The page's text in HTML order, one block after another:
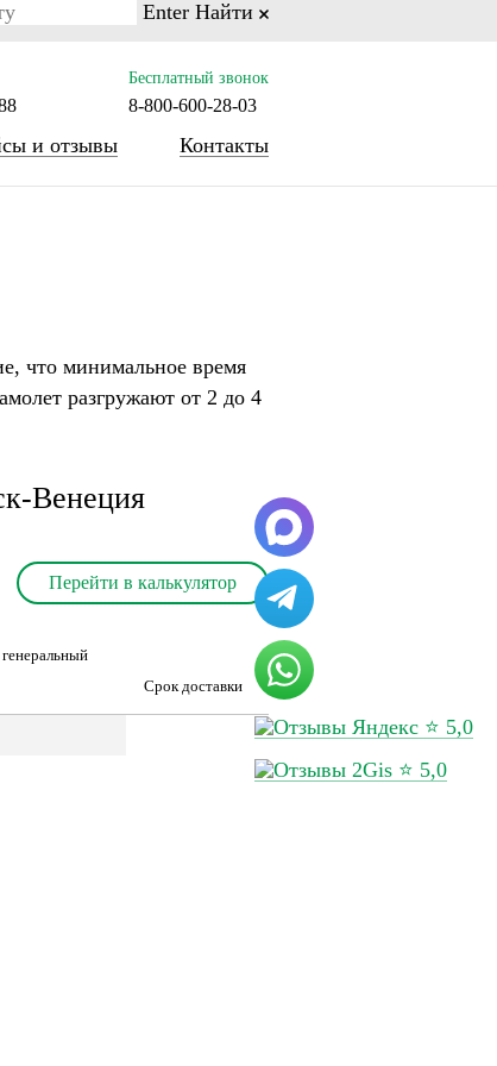
77 Enter Найти
Бесплатный звонок
8-800-600-28-03
и отзывы Контакты
что минимальное время
разгружают от 2 до 4
Венеция
Перейти в калькулятор
Срок доставки
⭐ 5,0
⭐ 5,0